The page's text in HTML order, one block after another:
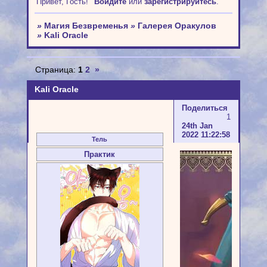
» Магия Безвременья » Галерея Оракулов
» Kali Oracle
Kali Oracle
Страница: 1 2 »
Поделиться
1
24th Jan
2022 11:22:58
Тель
Практик